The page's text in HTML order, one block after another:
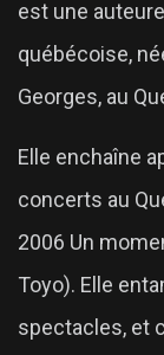
est une
québécoise,
Georges, au
Elle enchaîne
concerts au
2006 Un
Toyo). Elle
spectacles, et